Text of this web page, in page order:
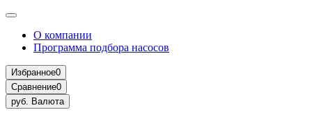
О компании
Программа подбора насосов
Избранное0
Сравнение0
руб. Валюта